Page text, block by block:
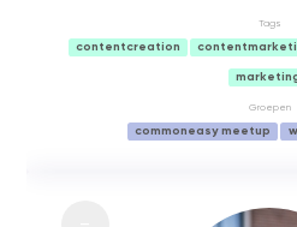
Tags
contentcreation
Groepen
commoneasy meetup